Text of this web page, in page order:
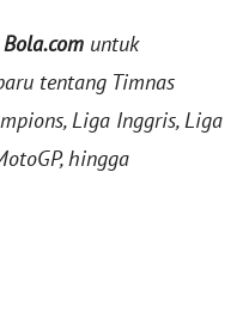
untuk
tentang Timnas
Liga Inggris, Liga
hingga